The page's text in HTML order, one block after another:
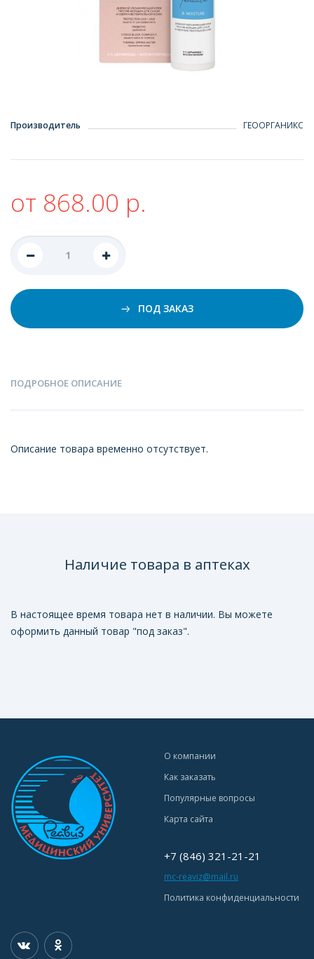
Производитель ГЕООРГАНИКС
от 868.00 р.
ПОД ЗАКАЗ
ПОДРОБНОЕ ОПИСАНИЕ
Описание товара временно отсутствует.
Наличие товара в аптеках
В настоящее время товара нет в наличии. Вы можете
оформить данный товар "под заказ".
О компании
Как заказать
Популярные вопросы
Карта сайта
+7 (846) 321-21-21
mc-reaviz@mail.ru
Политика конфиденциальности